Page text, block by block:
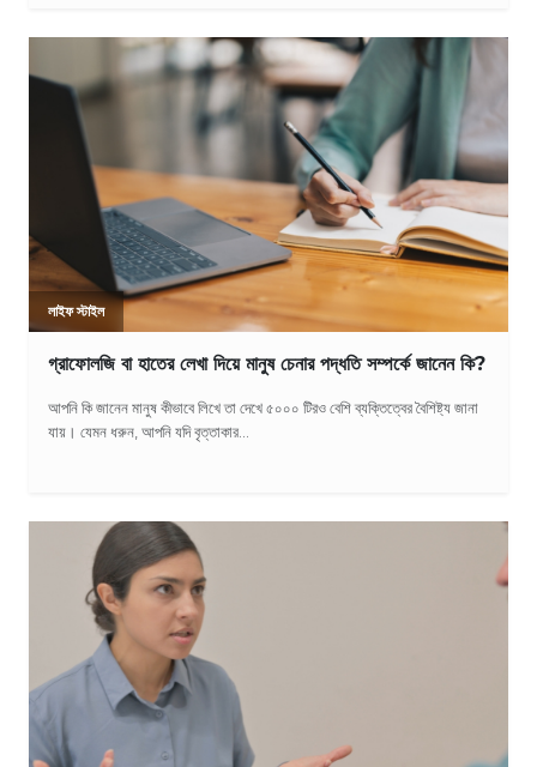
লাইফ স্টাইল
গ্রাফোলজি বা হাতের লেখা দিয়ে মানুষ চেনার পদ্ধতি সম্পর্কে জানেন কি?
আপনি কি জানেন মানুষ কীভাবে লিখে তা দেখে ৫০০০ টিরও বেশি ব্যক্তিত্বের বৈশিষ্ট্য জানা
যায়। যেমন ধরুন, আপনি যদি বৃত্তাকার...